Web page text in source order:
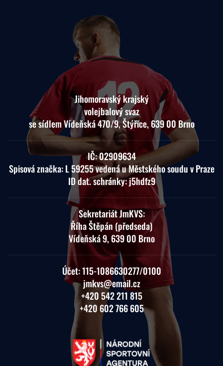
Jihomoravský krajský
volejbalový svaz
se sídlem Vídeňská 470/9, Štýřice, 639 00 Brno
IČ: 02909634
Spisová značka: L 59255 vedená u Městského soudu v Praze
ID dat. schránky: j5hdfz9
Sekretariát JmKVS:
Říha Štěpán (předseda)
Vídeňská 9, 639 00 Brno
Účet:115-1086630277/0100
jmkvs@email.cz
+420 542 211 815
+420 602 766 605